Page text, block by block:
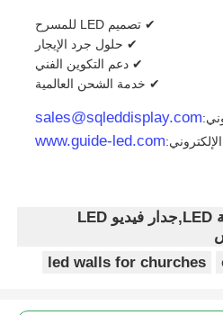
✔ تصميم LED للمسرح
✔ حلول جرد الإيجار
✔ دعم التكوين الفني
✔ خدمة الشحن العالمية
sales@sqleddisplay.com
www.guide-led.com
شاشة عرض فيديو خارجية LED,جدار فيديو LED
led walls for churches